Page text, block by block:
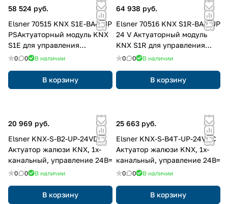
58 524 руб.
Elsner 70515 KNX S1E-BA4-UP
PSАктуаторный модуль KNX
S1E для управления
электромоторами 24В=, 1х-
0 0 В наличии
В корзину
64 938 руб.
Elsner 70516 KNX S1R-BA4-UP
24 V Актуаторный модуль
KNX S1R для управления
электромоторами 12/24В=
0 0 В наличии
В корзину
20 969 руб.
Elsner KNX-S-B2-UP-24VDC
Актуатор жалюзи KNX, 1х-
канальный, управление 24В=
0 0 В наличии
В корзину
25 663 руб.
Elsner KNX-S-B4T-UP-24VDC
Актуатор жалюзи KNX, 1х-
канальный, управление 24В=
0 0 В наличии
В корзину